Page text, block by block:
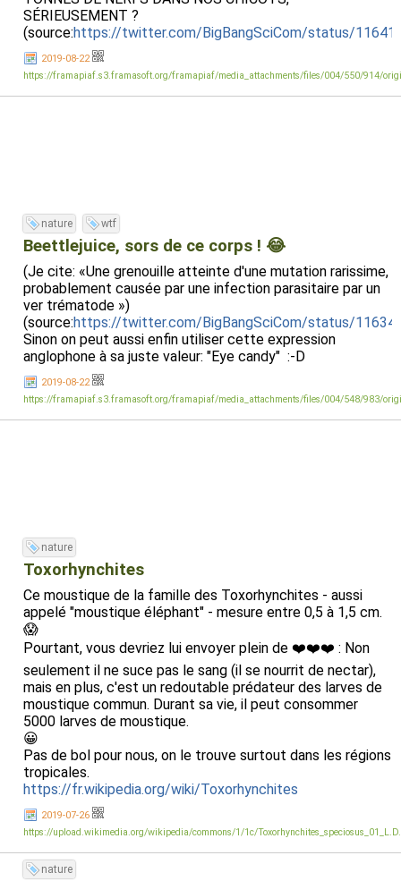
SÉRIEUSEMENT ?
(source:https://twitter.com/BigBangSciCom/status/
2019-08-22
https://framapiaf.s3.framasoft.org/framapiaf/media_attachments/files/004/550/914/
nature wtf
Beettlejuice, sors de ce corps ! 😂
(Je cite: «Une grenouille atteinte d'une mutation rarissime,
probablement causée par une infection parasitaire par un
ver trématode »)
(source:https://twitter.com/BigBangSciCom/status/
Sinon on peut aussi enfin utiliser cette expression
anglophone à sa juste valeur: "Eye candy" :-D
2019-08-22
https://framapiaf.s3.framasoft.org/framapiaf/media_attachments/files/004/548/983/
nature
Toxorhynchites
Ce moustique de la famille des Toxorhynchites - aussi
appelé "moustique éléphant" - mesure entre 0,5 à 1,5 cm.
😱
Pourtant, vous devriez lui envoyer plein de ❤️❤️❤️ : Non
seulement il ne suce pas le sang (il se nourrit de nectar),
mais en plus, c'est un redoutable prédateur des larves de
moustique commun. Durant sa vie, il peut consommer
5000 larves de moustique.
😀
Pas de bol pour nous, on le trouve surtout dans les régions
tropicales.
https://fr.wikipedia.org/wiki/Toxorhynchites
2019-07-26
https://upload.wikimedia.org/wikipedia/commons/1/1c/
nature